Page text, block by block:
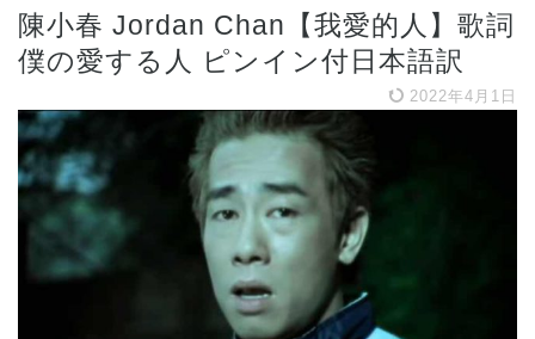
陳小春 Jordan Chan【我愛的人】歌詞
僕の愛する人 ピンイン付日本語訳
2022年4月1日